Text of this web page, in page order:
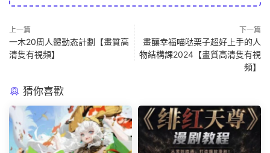
上一篇
一木20周人體動态計劃【畫質高
清隻有視頻】
下一篇
畫釀幸福喵哒栗子超好上手的人
物結構課2024【畫質高清隻有視
頻】
猜你喜歡